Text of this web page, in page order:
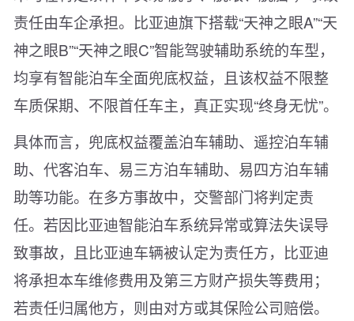
责任由车企承担。比亚迪旗下搭载“天神之眼A”“天
神之眼B”“天神之眼C”智能驾驶辅助系统的车型，
均享有智能泊车全面兜底权益，且该权益不限整
车质保期、不限首任车主，真正实现“终身无忧”。
具体而言，兜底权益覆盖泊车辅助、遥控泊车辅
助、代客泊车、易三方泊车辅助、易四方泊车辅
助等功能。在多方事故中，交警部门将判定责
任。若因比亚迪智能泊车系统异常或算法失误导
致事故，且比亚迪车辆被认定为责任方，比亚迪
将承担本车维修费用及第三方财产损失等费用；
若责任归属他方，则由对方或其保险公司赔偿。